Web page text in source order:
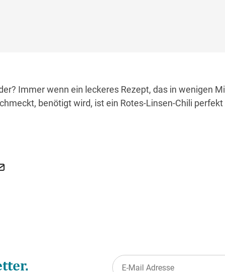
Immer wenn ein leckeres Rezept, das in wenigen
benötigt wird, ist ein Rotes-Linsen-Chili